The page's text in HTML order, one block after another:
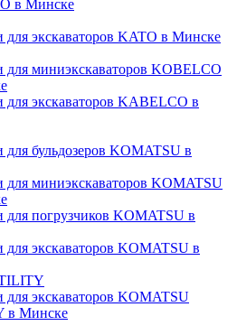
в Минске
для экскаваторов KATO в Минске
для миниэкскаваторов KOBELCO
для экскаваторов KABELCO в
для бульдозеров KOMATSU в
для миниэкскаваторов KOMATSU
для погрузчиков KOMATSU в
для экскаваторов KOMATSU в
для экскаваторов KOMATSU
в Минске